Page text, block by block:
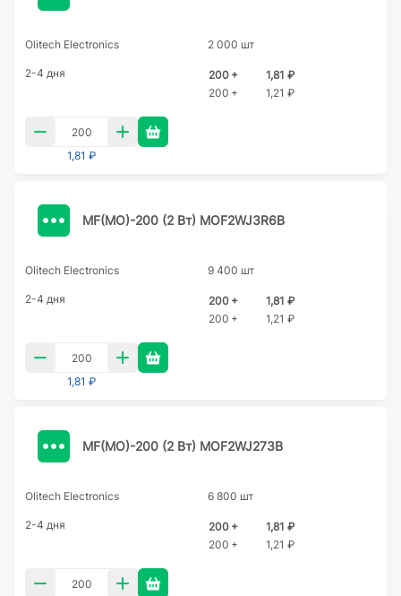
Olitech Electronics 2 000 шт
2-4 дня 200 +
1,81 ₽
200 +
1,21 ₽
1,81 ₽
MF(MO)-200 (2 Вт) MOF2WJ3R6B
Olitech Electronics 9 400 шт
2-4 дня 200 +
1,81 ₽
200 +
1,21 ₽
1,81 ₽
MF(MO)-200 (2 Вт) MOF2WJ273B
Olitech Electronics 6 800 шт
2-4 дня 200 +
1,81 ₽
200 +
1,21 ₽